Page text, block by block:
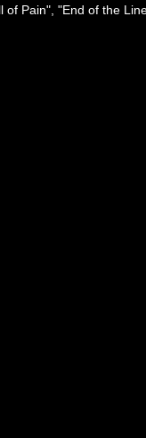
Pain", "End of the